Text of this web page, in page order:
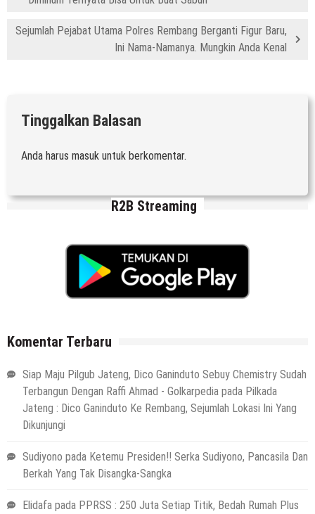
Sejumlah Pejabat Utama Polres Rembang Berganti Figur Baru,
Ini Nama-Namanya. Mungkin Anda Kenal
Tinggalkan Balasan
Anda harus masuk untuk berkomentar.
R2B Streaming
Komentar Terbaru
Siap Maju Pilgub Jateng, Dico Ganinduto Sebuy Chemistry Sudah
Terbangun Dengan Raffi Ahmad - Golkarpedia pada Pilkada
Jateng : Dico Ganinduto Ke Rembang, Sejumlah Lokasi Ini Yang
Dikunjungi
Sudiyono pada Ketemu Presiden!! Serka Sudiyono, Pancasila Dan
Berkah Yang Tak Disangka-Sangka
Elidafa pada PPRSS : 250 Juta Setiap Titik, Bedah Rumah Plus